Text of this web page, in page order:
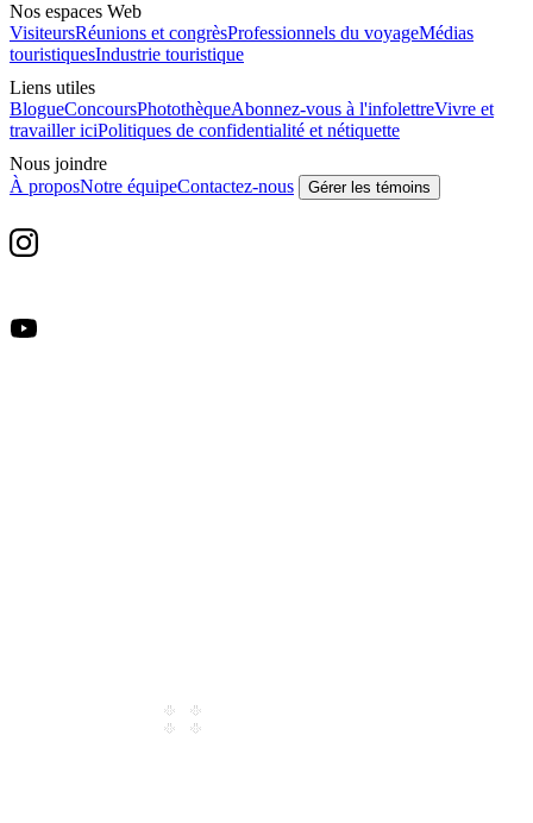
Nos espaces Web
VisiteursRéunions et congrèsProfessionnels du voyageMédias
touristiquesIndustrie touristique
Liens utiles
BlogueConcoursPhotothèqueAbonnez-vous à l'infolettreVivre et
travailler iciPolitiques de confidentialité et nétiquette
Nous joindre
À proposNotre équipeContactez-nous Gérer les témoins